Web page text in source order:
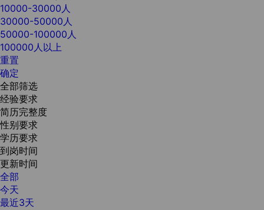
10000-30000人
30000-50000人
50000-100000人
100000人以上
重置
确定
全部筛选
经验要求
简历完整度
性别要求
学历要求
到岗时间
更新时间
全部
今天
最近3天